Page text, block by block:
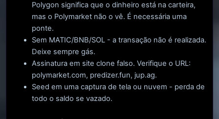
Polygon significa que o dinheiro está na carteira,
mas o Polymarket não o vê. É necessária uma
ponte.
Sem MATIC/BNB/SOL - a transação não é realizada.
Deixe sempre gás.
Assinatura em site clone falso. Verifique o URL:
polymarket.com, predizer.fun, jup.ag.
Seed em uma captura de tela ou nuvem - perda de
todo o saldo se vazado.